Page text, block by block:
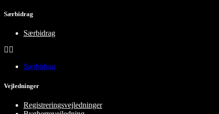
Særbidrag
Særbidrag
Særbidrag
Vejledninger
Registreringsvejledninger